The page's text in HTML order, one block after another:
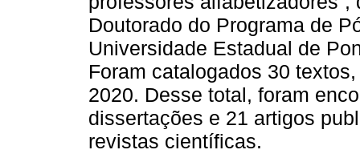
Doutorado do Programa de
Universidade Estadual de
Foram catalogados 30
2020. Desse total, foram
dissertações e 21 artigos
revistas científicas.